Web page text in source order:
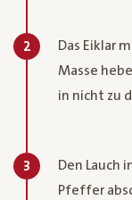
2
Das Eiklar
Masse
in nicht zu
3
Den Lauch
Pfeffer